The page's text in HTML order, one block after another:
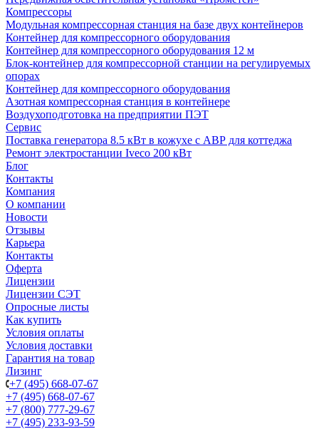
Компрессоры
Модульная компрессорная станция на базе двух контейнеров
Контейнер для компрессорного оборудования
Контейнер для компрессорного оборудования 12 м
Блок-контейнер для компрессорной станции на регулируемых
опорах
Контейнер для компрессорного оборудования
Азотная компрессорная станция в контейнере
Воздухоподготовка на предприятии ПЭТ
Сервис
Поставка генератора 8.5 кВт в кожухе с АВР для коттеджа
Ремонт электростанции Iveco 200 кВт
Блог
Контакты
Компания
О компании
Новости
Отзывы
Карьера
Контакты
Оферта
Лицензии
Лицензии СЭТ
Опросные листы
Как купить
Условия оплаты
Условия доставки
Гарантия на товар
Лизинг
+7 (495) 668-07-67
+7 (495) 668-07-67
+7 (800) 777-29-67
+7 (495) 233-93-59